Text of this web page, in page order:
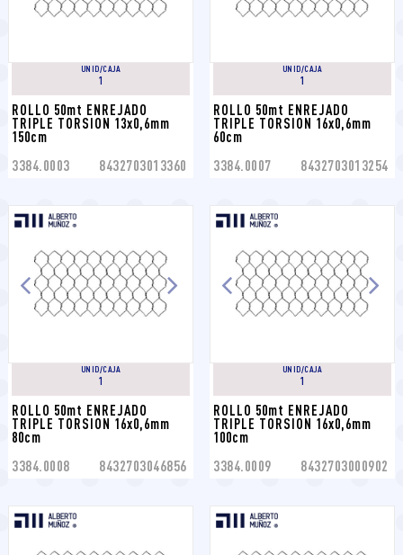
UNID/CAJA
1
ROLLO 50mt ENREJADO
TRIPLE TORSION 13x0,6mm
150cm
3384.0003 8432703013360
UNID/CAJA
1
ROLLO 50mt ENREJADO
TRIPLE TORSION 16x0,6mm
60cm
3384.0007 8432703013254
UNID/CAJA
1
ROLLO 50mt ENREJADO
TRIPLE TORSION 16x0,6mm
80cm
3384.0008 8432703046856
UNID/CAJA
1
ROLLO 50mt ENREJADO
TRIPLE TORSION 16x0,6mm
100cm
3384.0009 8432703000902